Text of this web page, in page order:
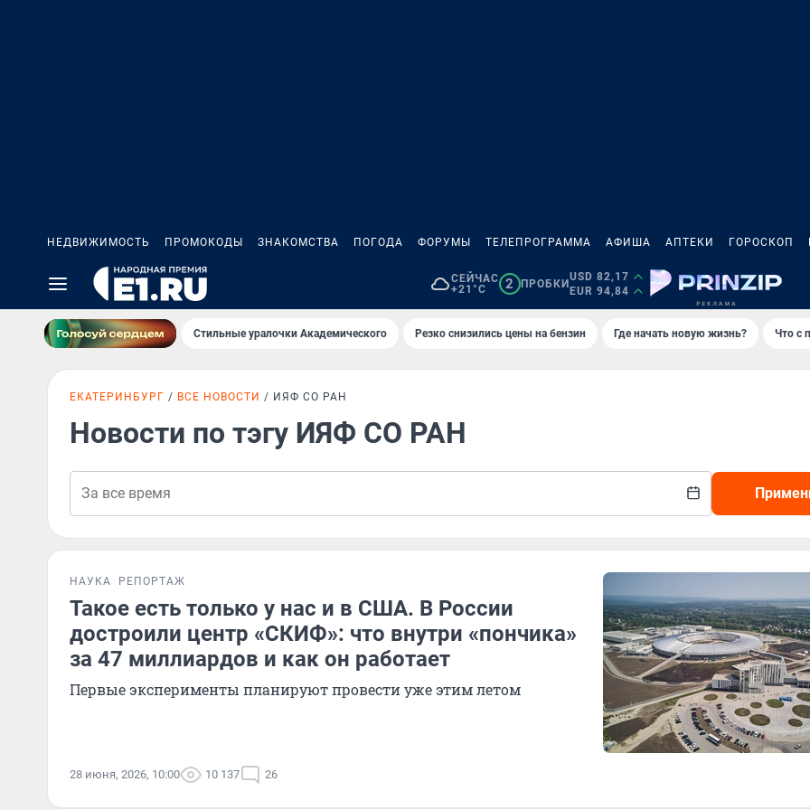
НЕДВИЖИМОСТЬ ПРОМОКОДЫ ЗНАКОМСТВА ПОГОДА ФОРУМЫ ТЕЛЕПРОГРАММА АФИША АПТЕКИ ГОРОСКОП
СЕЙЧАС
+21°C
2 ПРОБКИ
USD 82,17
EUR 94,84
Стильные уралочки Академического Резко снизились цены на бензин Где начать новую жизнь? Что с
ЕКАТЕРИНБУРГ ВСЕ НОВОСТИ ИЯФ СО РАН
Новости по тэгу ИЯФ СО РАН
НАУКА РЕПОРТАЖ
Такое есть только у нас и в США. В России
достроили центр «СКИФ»: что внутри «пончика»
за 47 миллиардов и как он работает
Первые эксперименты планируют провести уже этим летом
28 июня, 2026, 10:00 10 137 26